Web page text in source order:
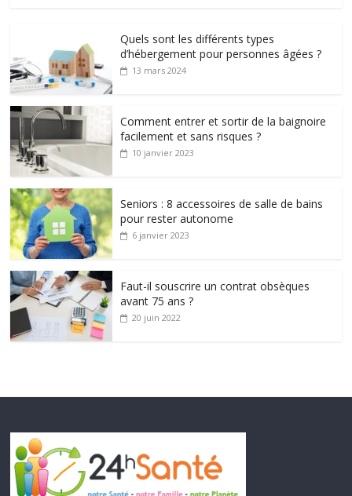
Quels sont les différents types
d’hébergement pour personnes âgées ?
13 mars 2024
Comment entrer et sortir de la baignoire
facilement et sans risques ?
10 janvier 2023
Seniors : 8 accessoires de salle de bains
pour rester autonome
6 janvier 2023
Faut-il souscrire un contrat obsèques
avant 75 ans ?
20 juin 2022